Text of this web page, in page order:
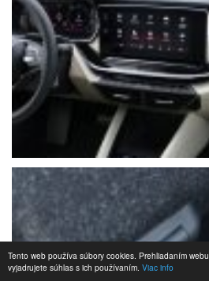
Tento web používa súbory cookies. Prehliadaním webu
vyjadrujete súhlas s ich používaním. Viac info